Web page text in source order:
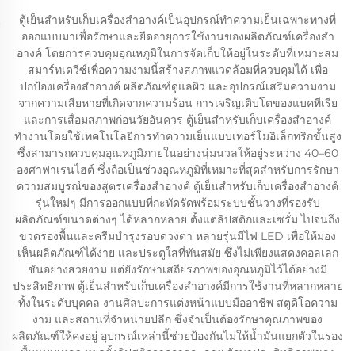
ตู้เย็นสำหรับเก็บเครื่องสำอางค์เป็นอุปกรณ์ทำความเย็นเฉพาะทางที่
ออกแบบมาเพื่อรักษาและยืดอายุการใช้งานของผลิตภัณฑ์เครื่องสำ
อางค์ โดยการควบคุมอุณหภูมิในการจัดเก็บให้อยู่ในระดับที่เหมาะสม
สมาร์ทเดวีซ์เพื่อความงามนี้สร้างสภาพแวดล้อมที่ควบคุมได้ เพื่อ
ปกป้องเครื่องสำอางค์ ผลิตภัณฑ์ดูแลผิว และอุปกรณ์เสริมความงาม
จากความเสียหายที่เกิดจากความร้อน การเจริญเติบโตของแบคทีเรีย
และการเสื่อมสภาพก่อนวัยอันควร ตู้เย็นสำหรับเก็บเครื่องสำอางค์
ทำงานโดยใช้เทคโนโลยีการทำความเย็นแบบเทอร์โมอิเล็กทริกขั้นสูง
ซึ่งสามารถควบคุมอุณหภูมิภายในอย่างนุ่มนวลให้อยู่ระหว่าง 40–60
องศาฟาเรนไฮต์ ซึ่งถือเป็นช่วงอุณหภูมิที่เหมาะที่สุดสำหรับการรักษา
ความสมบูรณ์ของสูตรเครื่องสำอางค์ ตู้เย็นสำหรับเก็บเครื่องสำอางค์
รุ่นใหม่ๆ มีการออกแบบที่กะทัดรัดพร้อมระบบชั้นวางที่รองรับ
ผลิตภัณฑ์ขนาดต่างๆ ได้หลากหลาย ตั้งแต่ลิปสติกและเซรั่ม ไปจนถึง
ขวดรองพื้นและครีมบำรุงรอบดวงตา หลายรุ่นมีไฟ LED เพื่อให้มอง
เห็นผลิตภัณฑ์ได้ง่าย และประตูใสที่ทันสมัย ซึ่งไม่เพียงแสดงคอลเลก
ชันอย่างสวยงาม แต่ยังรักษาเสถียรภาพของอุณหภูมิไว้ได้อย่างมี
ประสิทธิภาพ ตู้เย็นสำหรับเก็บเครื่องสำอางค์มีการใช้งานที่หลากหลาย
ทั้งในระดับบุคคล งานศิลปะการแต่งหน้าแบบมืออาชีพ สตูดิโอความ
งาม และสถานที่จำหน่ายปลีก ซึ่งจำเป็นต้องรักษาคุณภาพของ
ผลิตภัณฑ์ให้คงอยู่ อุปกรณ์เหล่านี้ช่วยป้องกันไม่ให้น้ำมันแยกตัวในรอง